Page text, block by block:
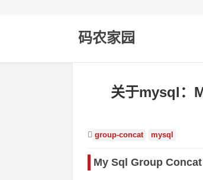
码农家园
关于mysql：
group-concat mysql
My Sql Group